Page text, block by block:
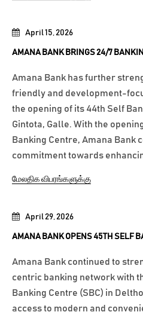
April 29, 2026
AMANA BANK OPENS 45TH SELF
Amana Bank continued to
centric banking network with
Banking Centre (SBC) in
access to modern and
April 15, 2026
AMANA BANK BRINGS 24/7
Amana Bank has further
friendly and development-
the opening of its 44th Self
Gintota, Galle. With the
Banking Centre, Amana Bank
commitment towards
மேலதிக விபரங்களுக்கு